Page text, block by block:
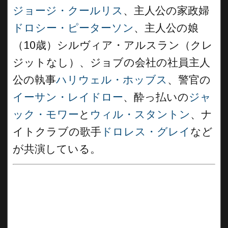
ジョージ・クールリス 、主人公の家政婦
ドロシー・ピーターソン 、主人公の娘
（10歳）シルヴィア・アルスラン（クレ
ジットなし）、ジョブの会社の社員主人
公の執事ハリウェル・ホッブス 、警官の
イーサン・レイドロー、酔っ払いのジャ
ック・モワーと ウィル・スタントン 、ナ
イトクラブの歌手 ドロレス・グレイ など
が共演している。